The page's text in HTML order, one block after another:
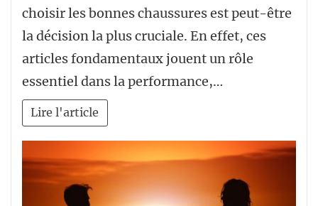
choisir les bonnes chaussures est peut-être
la décision la plus cruciale. En effet, ces
articles fondamentaux jouent un rôle
essentiel dans la performance,…
Lire l'article